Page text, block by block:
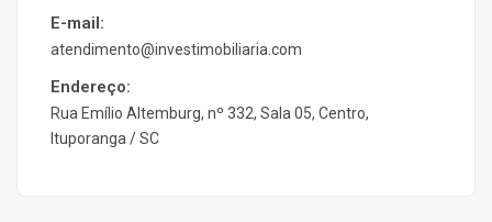
E-mail:
atendimento@investimobiliaria.com
Endereço:
Rua Emílio Altemburg, nº 332, Sala 05, Centro,
Ituporanga / SC